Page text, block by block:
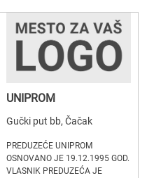
UNIPROM
Gučki put bb, Čačak
PREDUZEĆE UNIPROM
OSNOVANO JE 19.12.1995 GOD.
VLASNIK PREDUZEĆA JE